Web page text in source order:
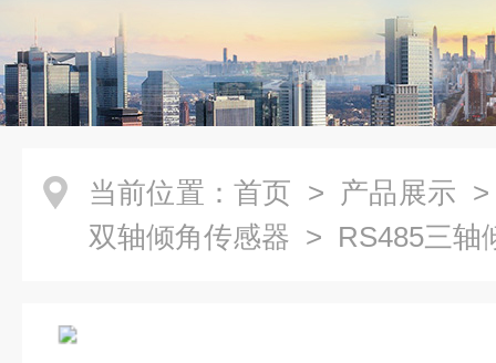
当前位置： 首页 > 产品展示
双轴倾角传感器 > RS485三轴